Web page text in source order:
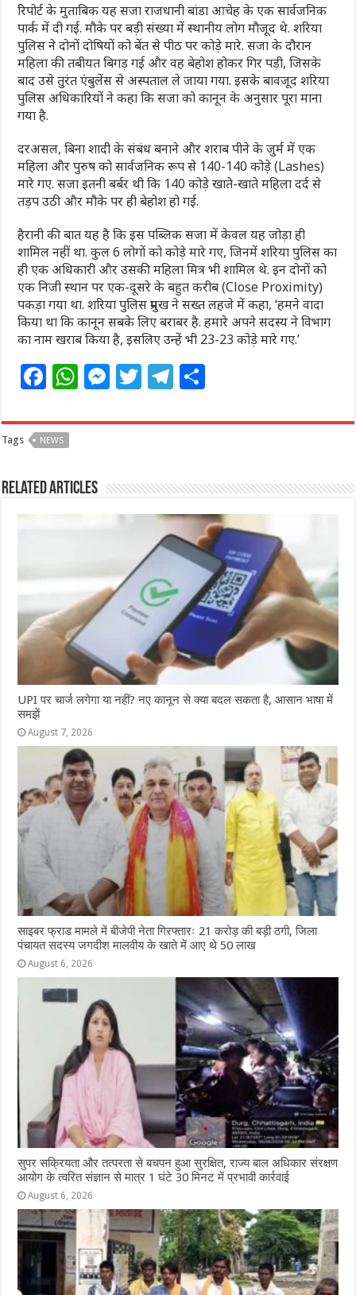
रिपोर्ट के मुताबिक यह सजा राजधानी बांडा आचेह के एक सार्वजनिक
पार्क में दी गई. मौके पर बड़ी संख्या में स्थानीय लोग मौजूद थे. शरिया
पुलिस ने दोनों दोषियों को बेंत से पीठ पर कोड़े मारे. सजा के दौरान
महिला की तबीयत बिगड़ गई और वह बेहोश होकर गिर पड़ी, जिसके
बाद उसे तुरंत एंबुलेंस से अस्पताल ले जाया गया. इसके बावजूद शरिया
पुलिस अधिकारियों ने कहा कि सजा को कानून के अनुसार पूरा माना
गया है.
दरअसल, बिना शादी के संबंध बनाने और शराब पीने के जुर्म में एक
महिला और पुरुष को सार्वजनिक रूप से 140-140 कोड़े (Lashes)
मारे गए. सजा इतनी बर्बर थी कि 140 कोड़े खाते-खाते महिला दर्द से
तड़प उठी और मौके पर ही बेहोश हो गई.
हैरानी की बात यह है कि इस पब्लिक सजा में केवल यह जोड़ा ही
शामिल नहीं था. कुल 6 लोगों को कोड़े मारे गए, जिनमें शरिया पुलिस का
ही एक अधिकारी और उसकी महिला मित्र भी शामिल थे. इन दोनों को
एक निजी स्थान पर एक-दूसरे के बहुत करीब (Close Proximity)
पकड़ा गया था. शरिया पुलिस प्रमुख ने सख्त लहजे में कहा, ‘हमने वादा
किया था कि कानून सबके लिए बराबर है. हमारे अपने सदस्य ने विभाग
का नाम खराब किया है, इसलिए उन्हें भी 23-23 कोड़े मारे गए.’
F
c
e
b
o
W
at
A
p
M
ss
n
g
e
T
itt
r
T
e
ra
m
ar
Tags NEWS
Related Articles
UPI पर चार्ज लगेगा या नहीं? नए कानून से क्या बदल सकता है, आसान भाषा में
समझें
August 7, 2026
साइबर फ्राड मामले में बीजेपी नेता गिरफ्तारः 21 करोड़ की बड़ी ठगी, जिला
पंचायत सदस्य जगदीश मालवीय के खाते में आए थे 50 लाख
August 6, 2026
सुपर सक्रियता और तत्परता से बचपन हुआ सुरक्षित, राज्य बाल अधिकार संरक्षण
आयोग के त्वरित संज्ञान से मात्र 1 घंटे 30 मिनट में प्रभावी कार्रवाई
August 6, 2026